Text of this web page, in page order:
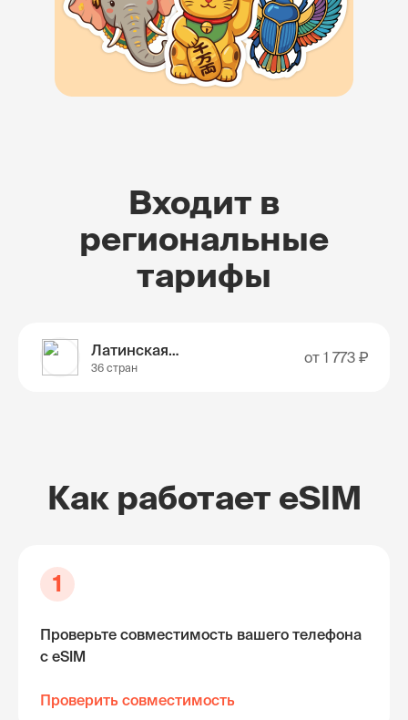
Входит в
региональные
тарифы
Латинская Америка
36 стран
от 1 773 ₽
Как работает eSIM
1
Проверьте совместимость вашего телефона
с eSIM
Проверить совместимость